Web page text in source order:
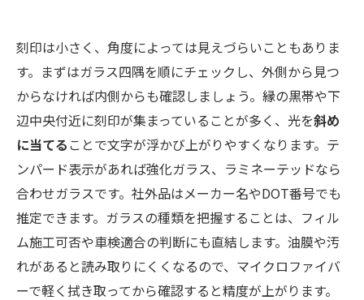
刻印は小さく、角度によっては見えづらいこともありま
す。まずはガラス四隅を順にチェックし、外側から見つ
からなければ内側からも確認しましょう。縁の黒帯や下
辺中央付近に刻印が集まっていることが多く、光を斜め
に当てる ことで文字が浮かび上がりやすくなります。テ
ンパード表示があれば強化ガラス、ラミネーテッドなら
合わせガラスです。社外品はメーカー名やDOT番号でも
推定できます。ガラスの種類を把握することは、フィル
ム施工可否や車検適合の判断にも直結します。油膜や汚
れがあると読み取りにくくなるので、マイクロファイバ
ーで軽く拭き取ってから確認すると精度が上がります。